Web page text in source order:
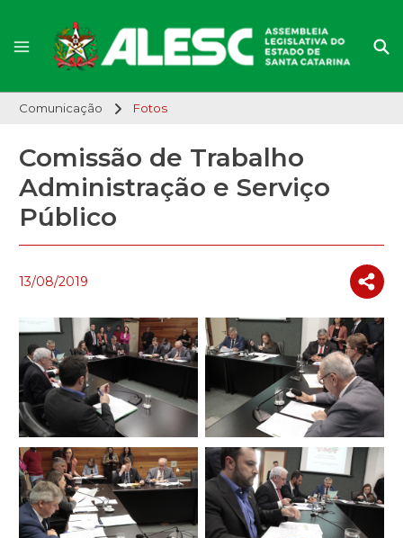
Comunicação Fotos
Comissão de Trabalho
Administração e Serviço
Público
13/08/2019